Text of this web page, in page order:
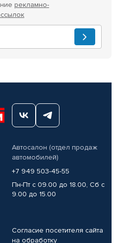
рекламно-
Автосалон (отдел продаж
автомобилей)
+7 949 503-45-55
Пн-Пт с 09.00 до 18.00, Сб с
9.00 до 15.00
Согласие посетителя сайта
на обработку